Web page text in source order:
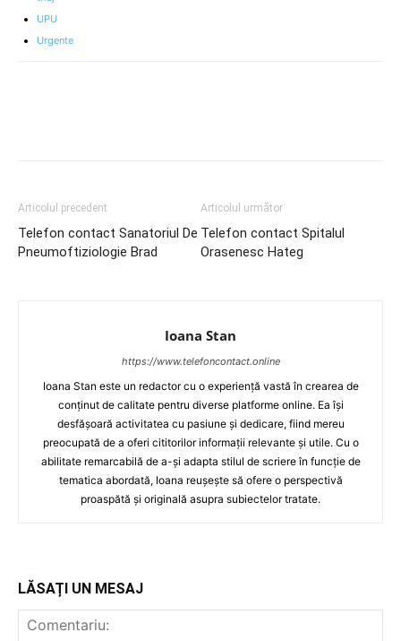
UPU
Urgente
Articolul precedent
Telefon contact Sanatoriul De
Pneumoftiziologie Brad
Articolul următor
Telefon contact Spitalul
Orasenesc Hateg
Ioana Stan
https://www.telefoncontact.online
Ioana Stan este un redactor cu o experiență vastă în crearea de
conținut de calitate pentru diverse platforme online. Ea își
desfășoară activitatea cu pasiune și dedicare, fiind mereu
preocupată de a oferi cititorilor informații relevante și utile. Cu o
abilitate remarcabilă de a-și adapta stilul de scriere în funcție de
tematica abordată, Ioana reușește să ofere o perspectivă
proaspătă și originală asupra subiectelor tratate.
LĂSAȚI UN MESAJ